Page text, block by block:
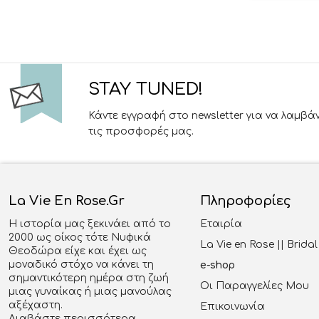
Brawl Stars
BS Toys
Camelino
Cangaroo
Carlomagno
Carriwell
Cat
STAY TUNED!
Κάντε εγγραφή στο newsletter για να
τις προσφορές μας.
La Vie En Rose.gr
Η ιστορία μας ξεκινάει από το
2000 ως οίκος τότε Νυφικά
Θεοδώρα είχε και έχει ως
μοναδικό στόχο να κάνει τη
σημαντικότερη ημέρα στη ζωή
μιας γυναίκας ή μιας μανούλας
αξέχαστη.
Πληροφορίες
Εταιρία
La Vie en Rose ||
e-shop
Οι Παραγγελίες Μου
Επικοινωνία